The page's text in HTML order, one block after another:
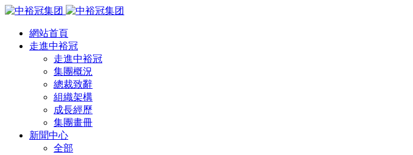
網站首頁
走進中裕冠
走進中裕冠
集團概況
總裁致辭
組織架構
成長經歷
集團畫冊
新聞中心
全部